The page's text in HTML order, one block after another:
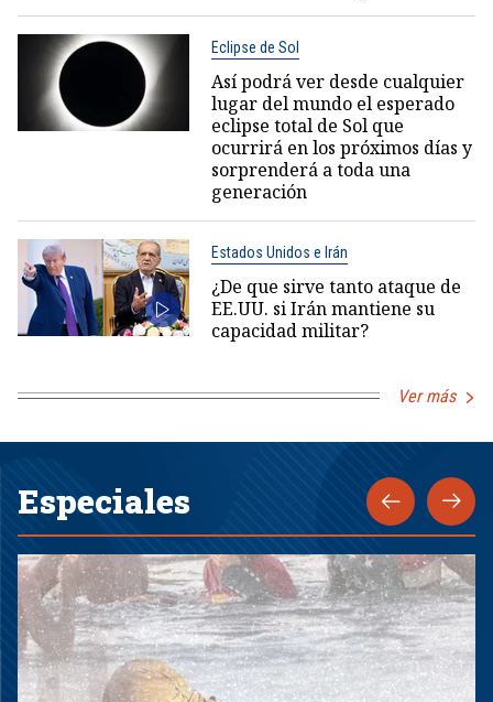
Eclipse de Sol
Así podrá ver desde cualquier
lugar del mundo el esperado
eclipse total de Sol que
ocurrirá en los próximos días y
sorprenderá a toda una
generación
Estados Unidos e Irán
¿De que sirve tanto ataque de
EE.UU. si Irán mantiene su
capacidad militar?
Ver más
Especiales